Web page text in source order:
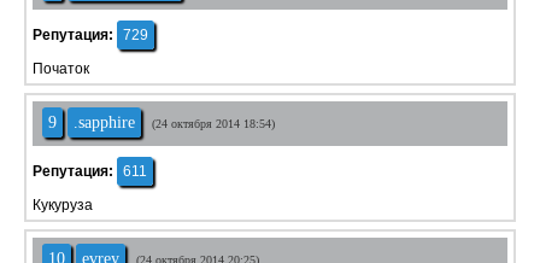
Репутация:
729
Початок
9 .sapphire (24 октября 2014 18:54)
Репутация:
611
Кукуруза
10 evrey (24 октября 2014 20:25)